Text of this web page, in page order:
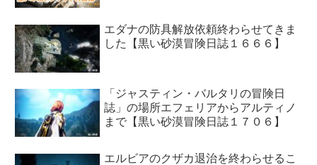
エダナの防具解放依頼終わらせてきま
した【黒い砂漠冒険日誌１６６６】
「ジャスティン・バルタリの冒険日
誌」の場所エフェリアからアルティノ
まで【黒い砂漠冒険日誌１７０６】
エルビアのクザカ退治を終わらせるこ